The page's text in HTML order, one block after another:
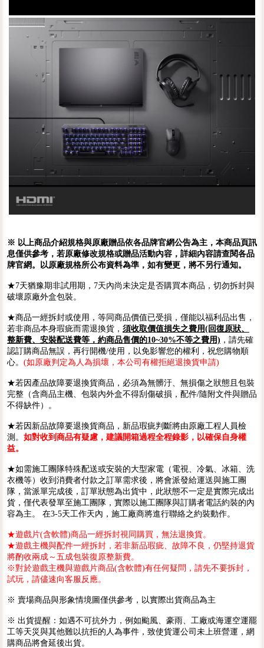
※ 以上商品介紹規格與原廠贈品依各品牌官網公告為主，本商品頁訊
息僅供參考，若原廠修改規格或贈品活動內容，詳細內容請查閱各品
牌官網。以原廠規格所公布資料為準，如有變更，將不另行通知。
★7天猶豫期非試用期，7天內尚未決定是否購買本商品，切勿拆封與
破壞原廠外盒包裝。
★商品一經拆封或使用，等同商品價值已受損，僅能以福利品出售，
若非商品本身瑕疵而需退換貨， 須收取價值損失之費用(回復原狀、
整新費、安裝配送費等，約商品售價的10~30%不等之費用) ，請先確
認訂購商品無誤，再行開機/使用，以免影響您的權利，祝您購物順
心。 (如原廠判定為人為損壞，本公司有權拒絕退換貨申請)
★若因產品故障要退換貨商品，必須為無髒汙、無損傷之狀態且包裝
完整（含商品主機、包裝內外盒不得刮傷破損，配件/隨附文件與贈品
不得缺件）。
★若因新品故障要退換貨商品，新品瑕疵判斷將由原廠工程人員檢
測。 如對收到商品有疑慮，建議開箱過程全程錄影，以確保自身權
益。
★如需施工團隊特殊配送或安裝的大型家電（電視、冷氣、冰箱、洗
衣機等）收到消費者付款之訂單需求後，將會派發給運送與施工團
隊，當派單完成後，訂單狀態為出貨中，此狀態不一定是實際完成出
貨，僅代表發單至施工團隊，實際以施工團隊與訂購者電話約裝的內
容為主。 在3-5天工作天內，施工廠商將進行聯絡之約裝動作。
★遊戲片(含軟體)商品一經拆封視同購買，無法退換貨。
★遊戲主機與配件一經拆封，若非新品瑕疵、故障不良，仍堅持退貨
將酌收兩成～五成包裝復原整新費。
※對於遊戲主機與遊戲片商品(含軟體)有任何疑問，請先不要拆封，
試玩，請儘速向客服反應。
※ 賣場商品與形象情境圖僅供參考，以實際出貨商品為主
※ 出貨提醒：如遇不可抗外力，例如颱風、豪雨、工廠或海運空運罷
工等天災與其他難以抗拒的人為事件，致使貨運公司未上班營運，網
購商品將會延後出貨。